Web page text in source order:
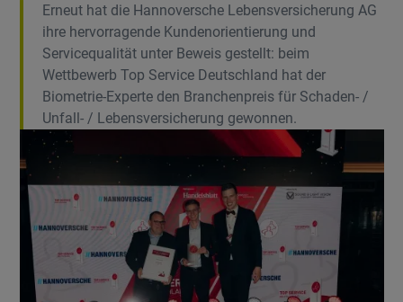
Erneut hat die Hannoversche Lebensversicherung AG
ihre hervorragende Kundenorientierung und
Servicequalität unter Beweis gestellt: beim
Wettbewerb Top Service Deutschland hat der
Biometrie-Experte den Branchenpreis für Schaden- /
Unfall- / Lebensversicherung gewonnen.